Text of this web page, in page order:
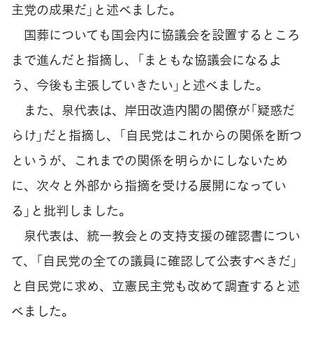
主党の成果だ」と述べました。
国葬についても国会内に協議会を設置するところ
まで進んだと指摘し、「まともな協議会になるよ
う、今後も主張していきたい」と述べました。
また、泉代表は、岸田改造内閣の閣僚が「疑惑だ
らけ」だと指摘し、「自民党はこれからの関係を断つ
というが、これまでの関係を明らかにしないため
に、次々と外部から指摘を受ける展開になってい
る」と批判しました。
泉代表は、統一教会との支持支援の確認書につい
て、「自民党の全ての議員に確認して公表すべきだ」
と自民党に求め、立憲民主党も改めて調査すると述
べました。